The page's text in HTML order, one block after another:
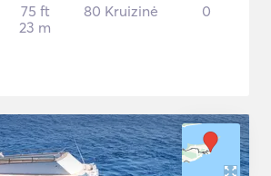
75 ft
23 m
80 Kruizinė 0